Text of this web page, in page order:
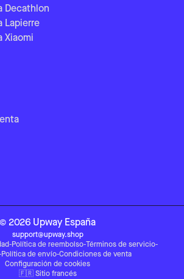
Decathlon
Lapierre
Xiaomi
© 2026 Upway España
support@upway.shop
-Política de reembolso-Términos de servicio-
Política de envío-Condiciones de venta
Configuración de cookies
🇫🇷 Sitio francés